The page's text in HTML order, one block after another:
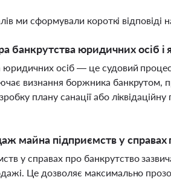
ми сформували короткі відповіді
юридичних осіб і
осіб — це судовий
визнання боржника банкрутом,
плану санації або
майна підприємств у справах
у справах про банкрутство
Це дозволяє максимально